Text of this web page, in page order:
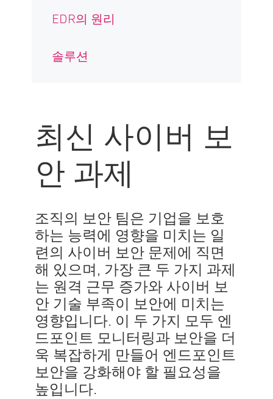
EDR의 원리
솔루션
최신 사이버 보
안 과제
조직의 보안 팀은 기업을 보호
하는 능력에 영향을 미치는 일
련의 사이버 보안 문제에 직면
해 있으며, 가장 큰 두 가지 과제
는 원격 근무 증가와 사이버 보
안 기술 부족이 보안에 미치는
영향입니다. 이 두 가지 모두 엔
드포인트 모니터링과 보안을 더
욱 복잡하게 만들어 엔드포인트
보안을 강화해야 할 필요성을
높입니다.